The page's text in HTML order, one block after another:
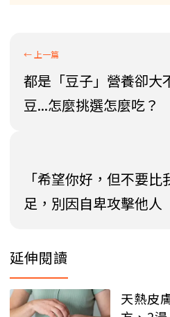
都是「豆子」營養卻大
豆...怎麼挑選怎麼吃？
「希望你好，但不要
足，別因自卑攻擊他人
延伸閱讀
天熱皮